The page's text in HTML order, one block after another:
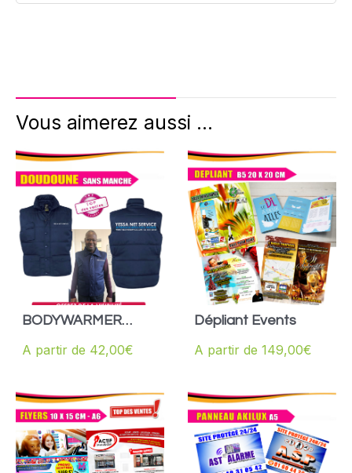
Vous aimerez aussi ...
BODYWARMER
UNISEXE
A partir de 42,00€
Dépliant Events
A partir de 149,00€